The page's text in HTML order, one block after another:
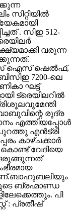
സിറ്റിയിൽ
. സിഇ 512-
വരുന്ന
റോസ് ഐസ് ഷെല്‍ഫ്,
7200-ലെ
ഘട്ട്
ട്രെയിലറില്‍
രുദ്ര
എത്തിയപ്പോൾ
എൻട്രി
കാഴ്ചക്കാർ
വേദിയെ
ബ്രഹ്മാണ്ഡ
പി
: പ്രതീഷ്